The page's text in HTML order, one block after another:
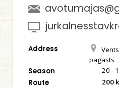
Address
pagasts
Season 20 -
Route 200